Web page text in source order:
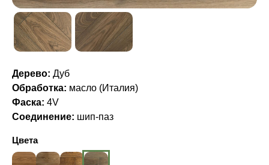
Дерево: Дуб
Обработка: масло (Италия)
Фаска: 4V
Соединение: шип-паз
Цвета